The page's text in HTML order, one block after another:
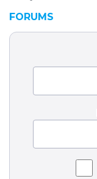
FORUMS